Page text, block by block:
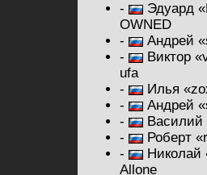
-
Эдуард
OWNED
-
Андрей
-
Виктор
ufa
-
Илья
-
Андрей
-
Василий
-
Роберт
-
Николай
Allone